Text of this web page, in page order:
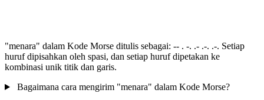
"menara" dalam Kode Morse ditulis sebagai: -- . -. .- .-. .-. Setiap
huruf dipisahkan oleh spasi, dan setiap huruf dipetakan ke
kombinasi unik titik dan garis.
Bagaimana cara mengirim "menara" dalam Kode Morse?